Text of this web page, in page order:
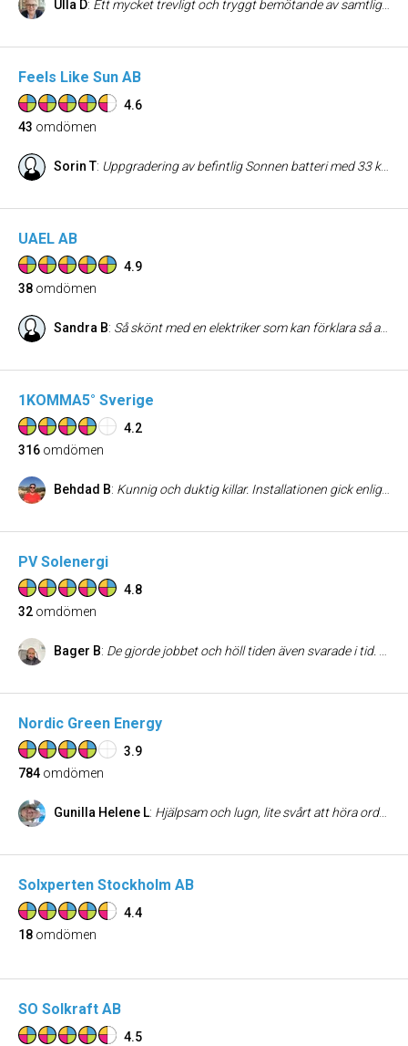
Ulla D: Ett mycket trevligt och tryggt bemötande av samtliga medarbetare, från chef till elektriker. Proffsigt utfört arbete av både montörer och elektriker Poäng 10 av 10 Tyvärr dåligt med leveransen. Växelriktaren kom första dagen solcellerna kom dagen efter. Pojkarna fick vänta onödigt länge för att kunna slutföra arbetet.
Feels Like Sun AB
4.6
43 omdömen
Sorin T: Uppgradering av befintlig Sonnen batteri med 33 kWh. Det blev lite fel och missförstånd med offerten med det åtgärdades på ett bra sätt. Beställning och installation gick superbra, precis som tidigare. Duktiga och hjälpsamma tekniker.
UAEL AB
4.9
38 omdömen
Sandra B: Så skönt med en elektriker som kan förklara så att jag som kund (och icke elektriker) förstår! Alltid nöjd med UAEL!
1KOMMA5° Sverige
4.2
316 omdömen
Behdad B: Kunnig och duktig killar. Installationen gick enligt plan i 3 dagar.
PV Solenergi
4.8
32 omdömen
Bager B: De gjorde jobbet och höll tiden även svarade i tid. Allt fungerade som det ska 😀😀😀😀
Nordic Green Energy
3.9
784 omdömen
Gunilla Helene L: Hjälpsam och lugn, lite svårt att höra ordentligt
Solxperten Stockholm AB
4.4
18 omdömen
SO Solkraft AB
4.5